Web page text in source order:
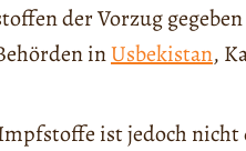
der Vorzug
inUsbekistan,
ist jedoch